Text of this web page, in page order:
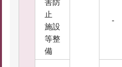
害防
止
施設
等整
備
-